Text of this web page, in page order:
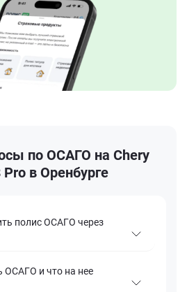
по ОСАГО на Chery
Pro в Оренбурге
полис ОСАГО через
ОСАГО и что на нее